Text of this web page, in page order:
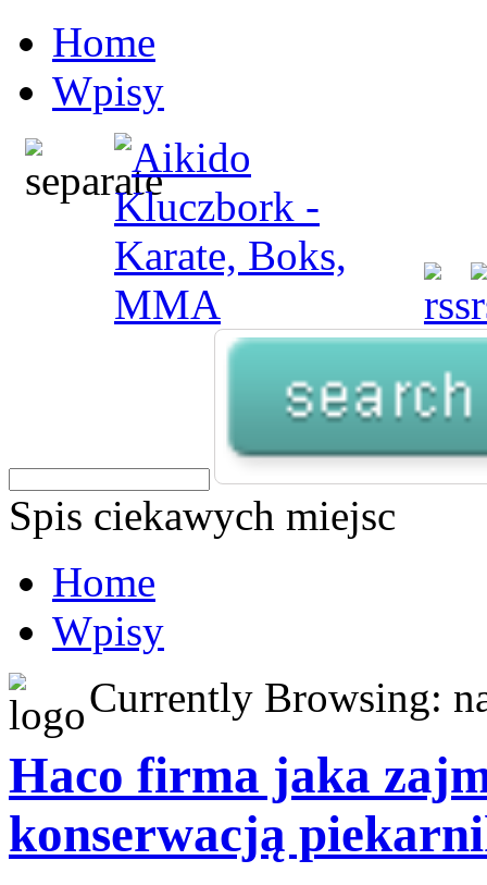
Home
Wpisy
Spis ciekawych miejsc
Home
Wpisy
Currently Browsing:
Haco firma jaka
konserwacją